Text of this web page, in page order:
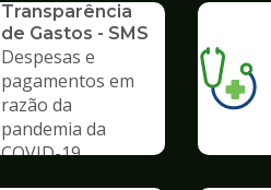
Transparência
de Gastos - SMS
Despesas e
pagamentos em
razão da
pandemia da
COVID-19